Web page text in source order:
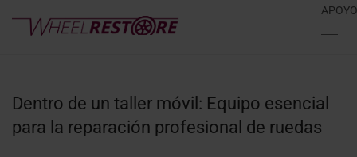
APOYO
Dentro de un taller móvil: Equipo esencial
para la reparación profesional de ruedas